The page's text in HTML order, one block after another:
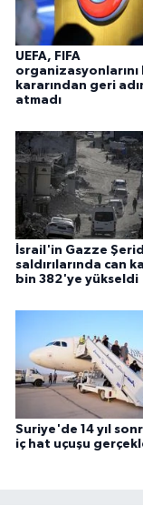
UEFA, FIFA
kararından geri
atmadı
İsrail'in Gazze
saldırılarında can
bin 382'ye yükseldi
Suriye'de 14 yıl
iç hat uçuşu